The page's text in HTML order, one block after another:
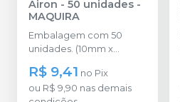
Airon - 50 unidades -
MAQUIRA
Embalagem com 50
unidades. (10mm x
R$ 9,41 no Pix
ou R$ 9,90 nas demais